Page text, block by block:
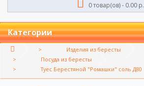
0 товар(ов) - 0.00 р.
Категории
Изделия из бересты
Посуда из бересты
Туес Берестяной "Ромашки" соль Д80